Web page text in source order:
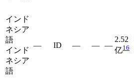
インド
ネシア
語
インド
ネシア
語
— ID — — —
2.52
亿16